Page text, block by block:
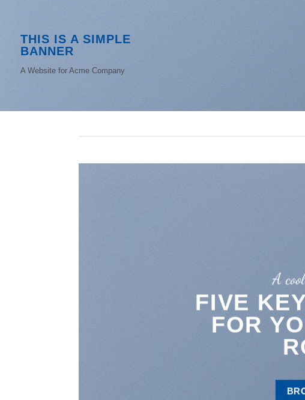
THIS IS A SIMPLE
BANNER
A Website for Acme Company
A
FIVE
FOR